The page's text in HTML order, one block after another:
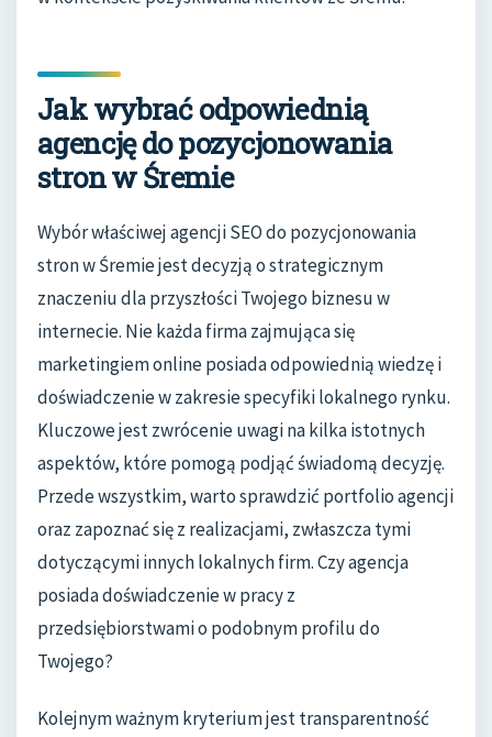
Jak wybrać odpowiednią
agencję do pozycjonowania
stron w Śremie
Wybór właściwej agencji SEO do pozycjonowania
stron w Śremie jest decyzją o strategicznym
znaczeniu dla przyszłości Twojego biznesu w
internecie. Nie każda firma zajmująca się
marketingiem online posiada odpowiednią wiedzę i
doświadczenie w zakresie specyfiki lokalnego rynku.
Kluczowe jest zwrócenie uwagi na kilka istotnych
aspektów, które pomogą podjąć świadomą decyzję.
Przede wszystkim, warto sprawdzić portfolio agencji
oraz zapoznać się z realizacjami, zwłaszcza tymi
dotyczącymi innych lokalnych firm. Czy agencja
posiada doświadczenie w pracy z
przedsiębiorstwami o podobnym profilu do
Twojego?
Kolejnym ważnym kryterium jest transparentność